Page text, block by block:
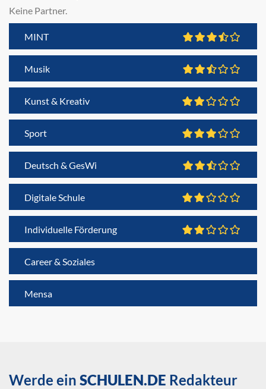
Keine Partner.
MINT
Musik
Kunst & Kreativ
Sport
Deutsch & GesWi
Digitale Schule
Individuelle Förderung
Career & Soziales
Mensa
Werde ein SCHULEN.DE Redakteur